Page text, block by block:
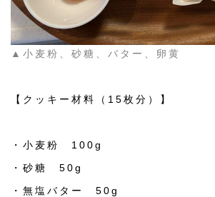
▲小麦粉、砂糖、バター、卵黄
【クッキー材料（15枚分）】
・小麦粉 100g
・砂糖 50g
・無塩バター 50g